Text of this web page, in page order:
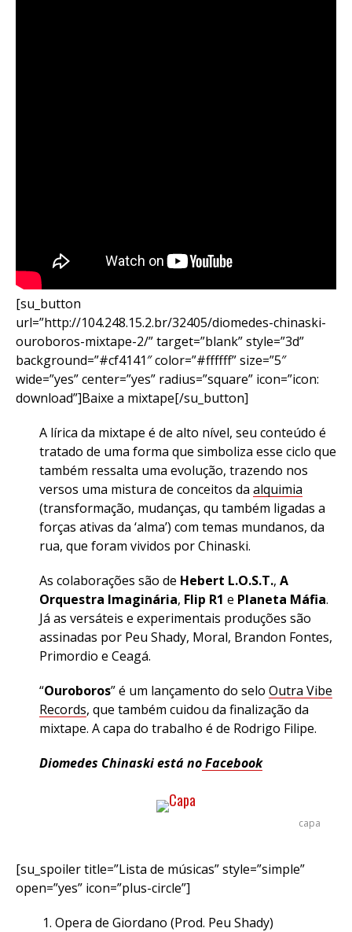
[su_button
url=”http://104.248.15.2.br/32405/diomedes-chinaski-
ouroboros-mixtape-2/” target=”blank” style=”3d”
background=”#cf4141″ color=”#ffffff” size=”5″
wide=”yes” center=”yes” radius=”square” icon=”icon:
download”]Baixe a mixtape[/su_button]
A lírica da mixtape é de alto nível, seu conteúdo é
tratado de uma forma que simboliza esse ciclo que
também ressalta uma evolução, trazendo nos
versos uma mistura de conceitos da alquimia
(transformação, mudanças, qu também ligadas a
forças ativas da ‘alma’) com temas mundanos, da
rua, que foram vividos por Chinaski.
As colaborações são de Hebert L.O.S.T., A
Orquestra Imaginária, Flip R1 e Planeta Máfia.
Já as versáteis e experimentais produções são
assinadas por Peu Shady, Moral, Brandon Fontes,
Primordio e Ceagá.
“Ouroboros” é um lançamento do selo Outra Vibe
Records, que também cuidou da finalização da
mixtape. A capa do trabalho é de Rodrigo Filipe.
Diomedes Chinaski está noFacebook
capa
[su_spoiler title=”Lista de músicas” style=”simple”
open=”yes” icon=”plus-circle”]
Opera de Giordano (Prod. Peu Shady)